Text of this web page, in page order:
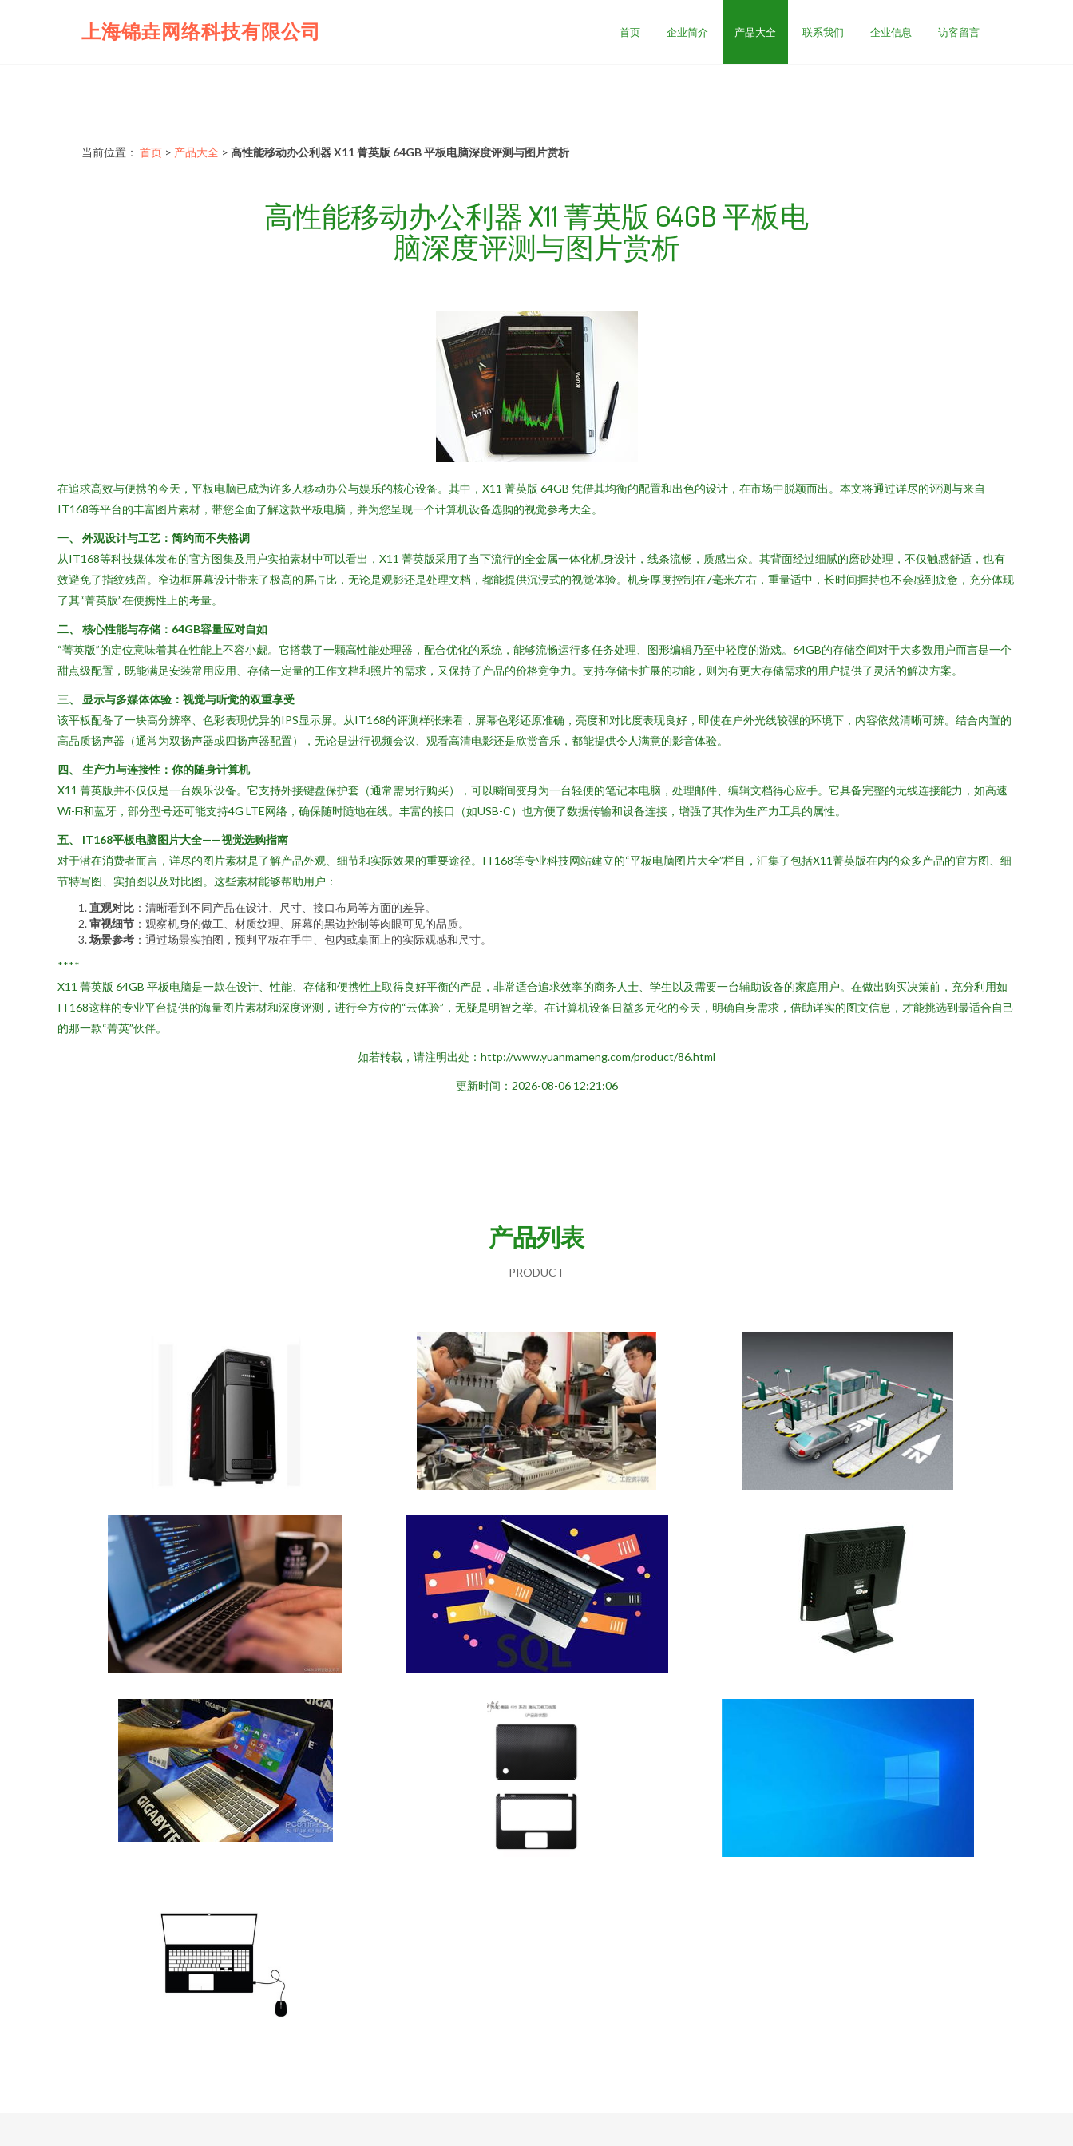
上海锦垚网络科技有限公司 首页 企业简介 产品大全 联系我们 企业信息 访客留言
当前位置： 首页 > 产品大全 > 高性能移动办公利器 X11 菁英版 64GB 平板电脑深度评测与图片赏析
高性能移动办公利器 X11 菁英版 64GB 平板电
脑深度评测与图片赏析
在追求高效与便携的今天，平板电脑已成为许多人移动办公与娱乐的核心设备。其中，X11 菁英版 64GB 凭借其均衡的配置和出色的设计，在市场中脱颖而出。本文将通过详尽的评测与来自
IT168等平台的丰富图片素材，带您全面了解这款平板电脑，并为您呈现一个计算机设备选购的视觉参考大全。
一、 外观设计与工艺：简约而不失格调
从IT168等科技媒体发布的官方图集及用户实拍素材中可以看出，X11 菁英版采用了当下流行的全金属一体化机身设计，线条流畅，质感出众。其背面经过细腻的磨砂处理，不仅触感舒适，也有
效避免了指纹残留。窄边框屏幕设计带来了极高的屏占比，无论是观影还是处理文档，都能提供沉浸式的视觉体验。机身厚度控制在7毫米左右，重量适中，长时间握持也不会感到疲惫，充分体现
了其“菁英版”在便携性上的考量。
二、 核心性能与存储：64GB容量应对自如
“菁英版”的定位意味着其在性能上不容小觑。它搭载了一颗高性能处理器，配合优化的系统，能够流畅运行多任务处理、图形编辑乃至中轻度的游戏。64GB的存储空间对于大多数用户而言是一个
甜点级配置，既能满足安装常用应用、存储一定量的工作文档和照片的需求，又保持了产品的价格竞争力。支持存储卡扩展的功能，则为有更大存储需求的用户提供了灵活的解决方案。
三、 显示与多媒体体验：视觉与听觉的双重享受
该平板配备了一块高分辨率、色彩表现优异的IPS显示屏。从IT168的评测样张来看，屏幕色彩还原准确，亮度和对比度表现良好，即使在户外光线较强的环境下，内容依然清晰可辨。结合内置的
高品质扬声器（通常为双扬声器或四扬声器配置），无论是进行视频会议、观看高清电影还是欣赏音乐，都能提供令人满意的影音体验。
四、 生产力与连接性：你的随身计算机
X11 菁英版并不仅仅是一台娱乐设备。它支持外接键盘保护套（通常需另行购买），可以瞬间变身为一台轻便的笔记本电脑，处理邮件、编辑文档得心应手。它具备完整的无线连接能力，如高速
Wi-Fi和蓝牙，部分型号还可能支持4G LTE网络，确保随时随地在线。丰富的接口（如USB-C）也方便了数据传输和设备连接，增强了其作为生产力工具的属性。
五、 IT168平板电脑图片大全——视觉选购指南
对于潜在消费者而言，详尽的图片素材是了解产品外观、细节和实际效果的重要途径。IT168等专业科技网站建立的“平板电脑图片大全”栏目，汇集了包括X11菁英版在内的众多产品的官方图、细
节特写图、实拍图以及对比图。这些素材能够帮助用户：
直观对比 ：清晰看到不同产品在设计、尺寸、接口布局等方面的差异。
审视细节 ：观察机身的做工、材质纹理、屏幕的黑边控制等肉眼可见的品质。
场景参考 ：通过场景实拍图，预判平板在手中、包内或桌面上的实际观感和尺寸。
****
X11 菁英版 64GB 平板电脑是一款在设计、性能、存储和便携性上取得良好平衡的产品，非常适合追求效率的商务人士、学生以及需要一台辅助设备的家庭用户。在做出购买决策前，充分利用如
IT168这样的专业平台提供的海量图片素材和深度评测，进行全方位的“云体验”，无疑是明智之举。在计算机设备日益多元化的今天，明确自身需求，借助详实的图文信息，才能挑选到最适合自己
的那一款“菁英”伙伴。
如若转载，请注明出处：http://www.yuanmameng.com/product/86.html
更新时间：2026-08-06 12:21:06
产品列表
PRODUCT